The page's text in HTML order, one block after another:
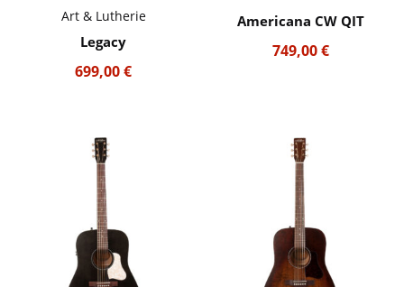
Art & Lutherie
Legacy
699,00€
Americana CW QIT
749,00€